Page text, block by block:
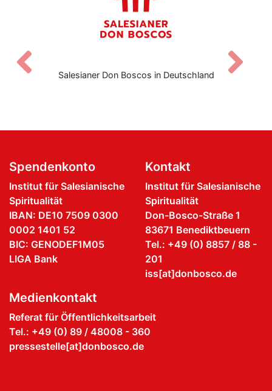
Salesianer Don Boscos in Deutschland
Zurück
Spendenkonto
Institut für Salesianische
Spiritualität
IBAN: DE10 7509 0300
0002 1401 52
BIC: GENODEF1M05
LIGA Bank
Kontakt
Institut für Salesianische
Spiritualität
Don-Bosco-Straße 1
83671 Benediktbeuern
Tel.: +49 (0) 8857 / 88 -
201
iss[at]donbosco.de
Medienkontakt
Referat für Öffentlichkeitsarbeit
Tel.: +49 (0) 89 / 48008 - 360
pressestelle[at]donbosco.de